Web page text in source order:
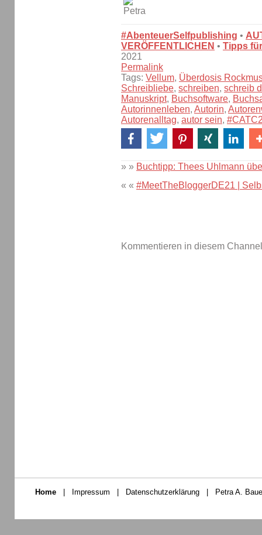
#AbenteuerSelfpublishing •
VERÖFFENTLICHEN • Tipps
2021
Permalink
Tags: Vellum, Überdosis
Schreibliebe, schreiben, schreib
Manuskript, Buchsoftware,
Autorinnenleben, Autorin,
Autorenalltag, autor sein,
» » Buchtipp: Thees Uhlmann
« « #MeetTheBloggerDE21 |
Kommentieren in diesem
Home Impressum Datenschutzerklärung Petra A.